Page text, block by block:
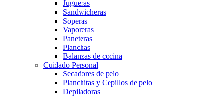
Jugueras
Sandwicheras
Soperas
Vaporeras
Paneteras
Planchas
Balanzas de cocina
Cuidado Personal
Secadores de pelo
Planchitas y Cepillos de pelo
Depiladoras